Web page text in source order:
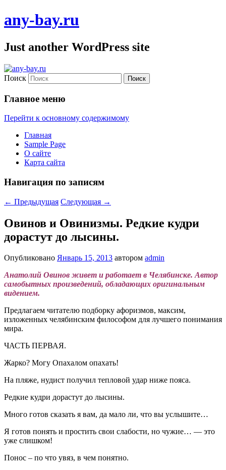
any-bay.ru
Just another WordPress site
Поиск
Главное меню
Перейти к основному содержимому
Главная
Sample Page
О сайте
Карта сайта
Навигация по записям
← Предыдущая Следующая →
Овинов и Овинизмы. Редкие кудри
дорастут до лысины.
Опубликовано Январь 15, 2013 автором admin
Анатолий Овинов живет и работает в Челябинске. Автор
самобытных произведений, обладающих оригинальным
видением.
Предлагаем читателю подборку афоризмов, максим,
изложенных челябинским философом для лучшего понимания
мира.
ЧАСТЬ ПЕРВАЯ.
Жарко? Могу Опахалом опахать!
На пляже, нудист получил тепловой удар ниже пояса.
Редкие кудри дорастут до лысины.
Много готов сказать я вам, да мало ли, что вы услышите…
Я готов понять и простить свои слабости, но чужие… — это
уже слишком!
Понос – по что увяз, в чем понятно.